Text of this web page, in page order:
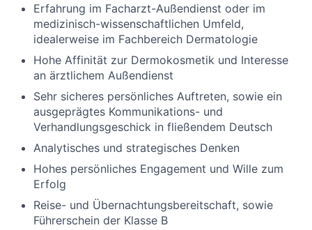
Erfahrung im Facharzt-Außendienst oder im
medizinisch-wissenschaftlichen Umfeld,
idealerweise im Fachbereich Dermatologie
Hohe Affinität zur Dermokosmetik und Interesse
an ärztlichem Außendienst
Sehr sicheres persönliches Auftreten, sowie ein
ausgeprägtes Kommunikations- und
Verhandlungsgeschick in fließendem Deutsch
Analytisches und strategisches Denken
Hohes persönliches Engagement und Wille zum
Erfolg
Reise- und Übernachtungsbereitschaft, sowie
Führerschein der Klasse B